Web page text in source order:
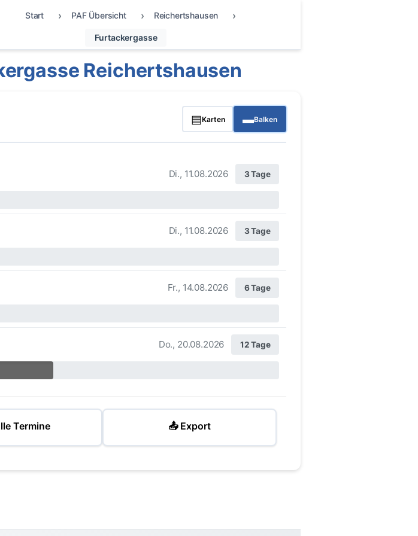
Start PAF Übersicht Reichertshausen
Furtackergasse
Reichertshausen
▤Karten ▬Balken
Di., 11.08.2026 3 Tage
Di., 11.08.2026 3 Tage
Fr., 14.08.2026 6 Tage
Do., 20.08.2026 12 Tage
Termine 📤 Export